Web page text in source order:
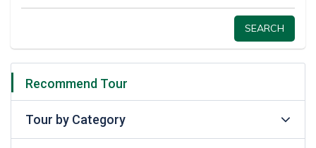
SEARCH
Recommend Tour
Tour by Category